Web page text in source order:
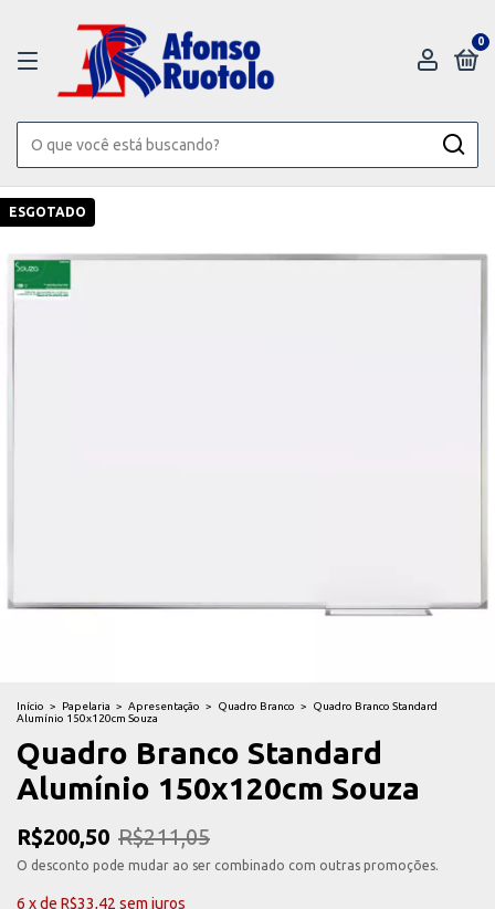
0
ESGOTADO
Início > Papelaria > Apresentação > Quadro Branco >
Quadro Branco Standard
Alumínio 150x120cm Souza
Quadro Branco Standard
Alumínio 150x120cm Souza
R$200,50 R$211,05
O desconto pode mudar ao ser combinado com outras promoções.
6 xde R$33,42 sem juros